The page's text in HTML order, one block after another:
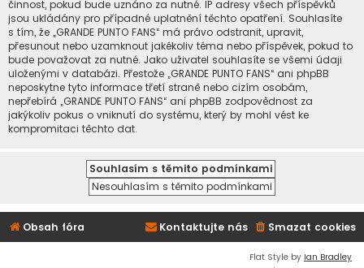
činnost, pokud bude uznáno za nutné. IP adresy všech příspěvků
jsou ukládány pro případné uplatnění těchto opatření. Souhlasíte
s tím, že „GRANDE PUNTO FANS“ má právo odstranit, upravit,
přesunout nebo uzamknout jakékoliv téma nebo příspěvek, pokud to
bude považovat za nutné. Jako uživatel souhlasíte se všemi údaji
uloženými v databázi. Přestože „GRANDE PUNTO FANS“ ani phpBB
neposkytne tyto informace třetí straně nebo cizím osobám,
nepřebírá „GRANDE PUNTO FANS“ ani phpBB zodpovědnost za
jakýkoliv pokus o vniknutí do systému, který by mohl vést ke
kompromitaci těchto dat.
Obsah fóra Smazat cookies
Kontaktujte nás
Flat Style by Ian Bradley